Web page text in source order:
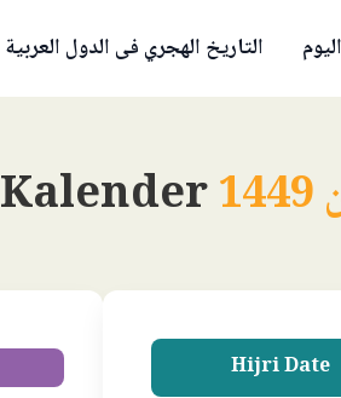
التاريخ الهجري فى الدول العربية
Kalender
Hijri Date